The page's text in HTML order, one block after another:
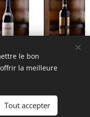
le bon
la meilleure
Tout accepter